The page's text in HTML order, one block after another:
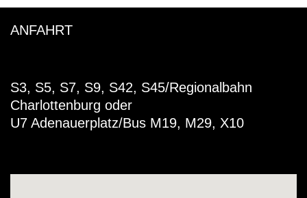
ANFAHRT
S3, S5, S7, S9, S42, S45/Regionalbahn
Charlottenburg oder
U7 Adenauerplatz/Bus M19, M29, X10